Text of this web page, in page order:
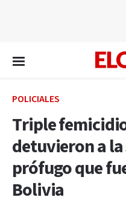
POLICIALES
Triple
detuvieron a
prófugo que
Bolivia